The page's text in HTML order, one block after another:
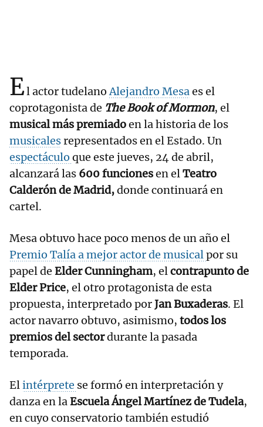
El actor tudelanoAlejandro Mesaes el
coprotagonista de The Book of Mormon, el
musical más premiadoen la historia de los
musicalesrepresentados en el Estado. Un
espectáculo que este jueves, 24 de abril,
alcanzará las 600 funcionesen elTeatro
Calderón de Madrid,donde continuará en
cartel.
Mesa obtuvo hace poco menos de un año el
Premio Talía a mejor actor de musicalpor su
papel de Elder Cunningham, elcontrapunto de
Elder Price, el otro protagonista de esta
propuesta, interpretado porJan Buxaderas. El
actor navarro obtuvo, asimismo, todos los
premios del sectordurante la pasada
temporada.
Elintérprete se formó en interpretación y
danza en laEscuela Ángel Martínez de Tudela,
en cuyo conservatorio también estudió